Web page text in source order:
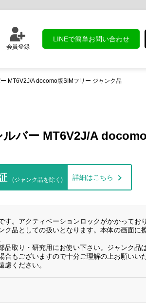
会員登録
LINEで簡単お問い合わせ
MT6V2J/A docomo版SIMフリー ジャンク品
バー MT6V2J/A
(ジャンク品を除く) 詳細はこちら
す。アクティベーションロックがかかってお
ク品としての扱いとなります。本体の画面に
品取り・研究用にお使い下さい。ジャンク品
合もございますので十分ご理解の上お願いい
慮ください。